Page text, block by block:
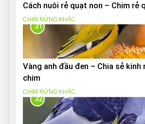
Cách nuôi rẻ quạt non – Chim rẻ
CHIM RỪNG KHÁC
31
Vàng anh đầu đen – Chia sẻ kinh
chim
CHIM RỪNG KHÁC
32